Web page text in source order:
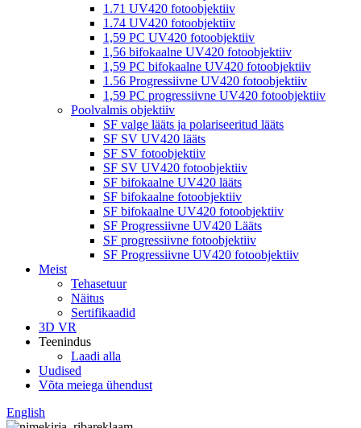
1.71 UV420 fotoobjektiiv
1.74 UV420 fotoobjektiiv
1,59 PC UV420 fotoobjektiiv
1,56 bifokaalne UV420 fotoobjektiiv
1,59 PC bifokaalne UV420 fotoobjektiiv
1.56 Progressiivne UV420 fotoobjektiiv
1,59 PC progressiivne UV420 fotoobjektiiv
Poolvalmis objektiiv
SF valge lääts ja polariseeritud lääts
SF SV UV420 lääts
SF SV fotoobjektiiv
SF SV UV420 fotoobjektiiv
SF bifokaalne UV420 lääts
SF bifokaalne fotoobjektiiv
SF bifokaalne UV420 fotoobjektiiv
SF Progressiivne UV420 Lääts
SF progressiivne fotoobjektiiv
SF Progressiivne UV420 fotoobjektiiv
Meist
Tehasetuur
Näitus
Sertifikaadid
3D VR
Teenindus
Laadi alla
Uudised
Võta meiega ühendust
English